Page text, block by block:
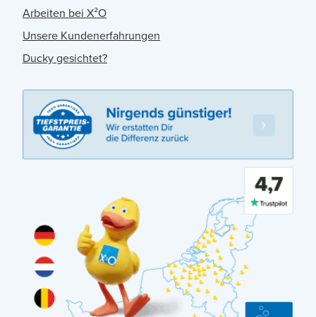
Arbeiten bei X²O
Unsere Kundenerfahrungen
Ducky gesichtet?